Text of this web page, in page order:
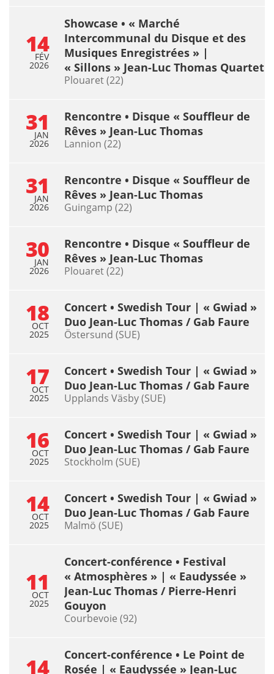
14
FÉV
2026
Showcase • « Marché
Intercommunal du Disque et des
Musiques Enregistrées » |
« Sillons » Jean-Luc Thomas Quartet
Plouaret (22)
31
JAN
2026
Rencontre • Disque « Souffleur de
Rêves » Jean-Luc Thomas
Lannion (22)
31
JAN
2026
Rencontre • Disque « Souffleur de
Rêves » Jean-Luc Thomas
Guingamp (22)
30
JAN
2026
Rencontre • Disque « Souffleur de
Rêves » Jean-Luc Thomas
Plouaret (22)
18
OCT
2025
Concert • Swedish Tour | « Gwiad »
Duo Jean-Luc Thomas / Gab Faure
Östersund (SUE)
17
OCT
2025
Concert • Swedish Tour | « Gwiad »
Duo Jean-Luc Thomas / Gab Faure
Upplands Väsby (SUE)
16
OCT
2025
Concert • Swedish Tour | « Gwiad »
Duo Jean-Luc Thomas / Gab Faure
Stockholm (SUE)
14
OCT
2025
Concert • Swedish Tour | « Gwiad »
Duo Jean-Luc Thomas / Gab Faure
Malmö (SUE)
11
OCT
2025
Concert-conférence • Festival
« Atmosphères » | « Eaudyssée »
Jean-Luc Thomas / Pierre-Henri
Gouyon
Courbevoie (92)
14
Concert-conférence • Le Point de
Rosée | « Eaudyssée » Jean-Luc